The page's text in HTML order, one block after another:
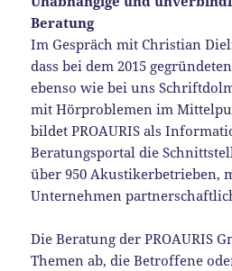
Beratung
Im Gespräch mit Christian
dass bei dem 2015
ebenso wie bei uns
mit Hörproblemen im
bildet PROAURIS als
Beratungsportal die
über 950 Akustikerbetrieben,
Unternehmen
Die Beratung der PROAURIS
Themen ab, die Betroffene